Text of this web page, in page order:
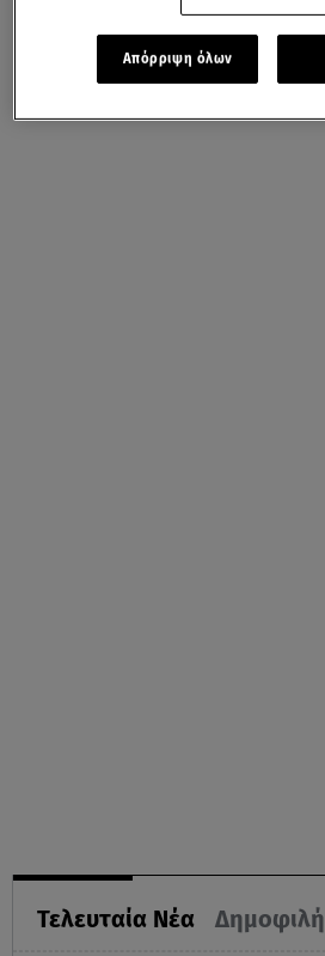
Τελευταία Νέα Δημοφιλή
Απόρριψη όλων